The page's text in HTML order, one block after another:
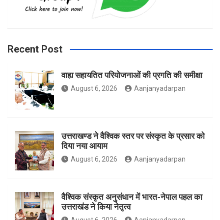
o
k
g
m
e
Recent Post
वाह्य सहायतित परियोजनाओं की प्रगति की समीक्षा
August 6, 2026 Aanjanyadarpan
उत्तराखण्ड ने वैश्विक स्तर पर संस्कृत के प्रसार को
दिया नया आयाम
August 6, 2026 Aanjanyadarpan
वैश्विक संस्कृत अनुसंधान में भारत-नेपाल पहल का
उत्तराखंड ने किया नेतृत्व